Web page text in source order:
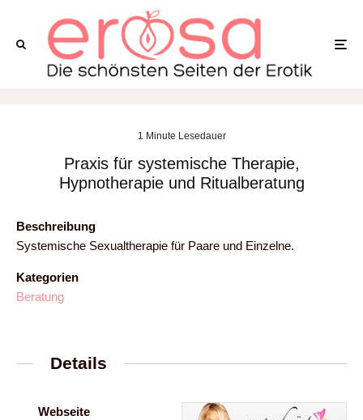
1 Minute Lesedauer
Praxis für systemische Therapie,
Hypnotherapie und Ritualberatung
Beschreibung
Systemische Sexualtherapie für Paare und Einzelne.
Kategorien
Beratung
Details
Webseite